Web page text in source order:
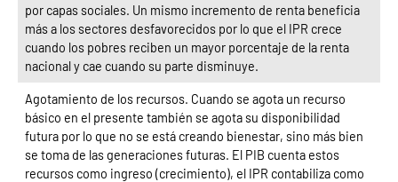
por capas sociales. Un mismo incremento de renta beneficia
más a los sectores desfavorecidos por lo que el IPR crece
cuando los pobres reciben un mayor porcentaje de la renta
nacional y cae cuando su parte disminuye.
Agotamiento de los recursos. Cuando se agota un recurso
básico en el presente también se agota su disponibilidad
futura por lo que no se está creando bienestar, sino más bien
se toma de las generaciones futuras. El PIB cuenta estos
recursos como ingreso (crecimiento), el IPR contabiliza como